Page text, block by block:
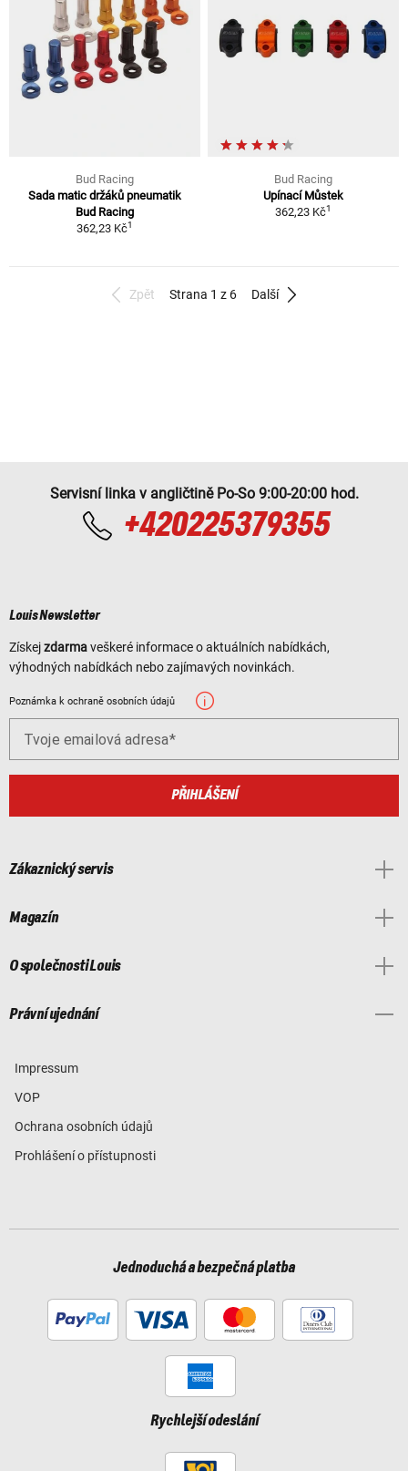
Bud Racing
Sada matic držáků pneumatik
Bud Racing
362,23 Kč1
Bud Racing
Upínací Můstek
362,23 Kč1
Zpět Strana 1 z 6 Další
Servisní linka v angličtině Po-So 9:00-20:00 hod.
+420225379355
Louis Newsletter
Získejzdarmaveškeré informace o aktuálních nabídkách,
výhodných nabídkách nebo zajímavých novinkách.
Poznámka k ochraně osobních údajů
Tvoje emailová adresa
PŘIHLÁŠENÍ
Zákaznický servis
Magazín
O společnosti Louis
Právní ujednání
Impressum
VOP
Ochrana osobních údajů
Prohlášení o přístupnosti
Jednoduchá a bezpečná platba
Rychlejší odeslání